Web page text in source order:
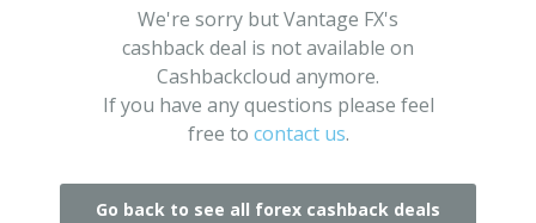
We're sorry but Vantage FX's
cashback deal is not available on
Cashbackcloud anymore.
If you have any questions please feel
free to contact us.
Go back to see all forex cashback deals